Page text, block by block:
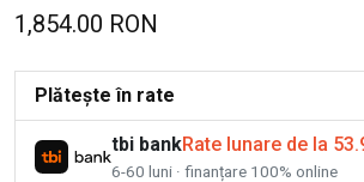
1,854.00 RON
Plătește în rate
tbi bankRate lunare de la
6-60 luni · finanțare 100% online